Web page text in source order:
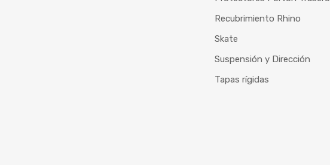
Recubrimiento Rhino
Skate
Suspensión y Dirección
Tapas rígidas